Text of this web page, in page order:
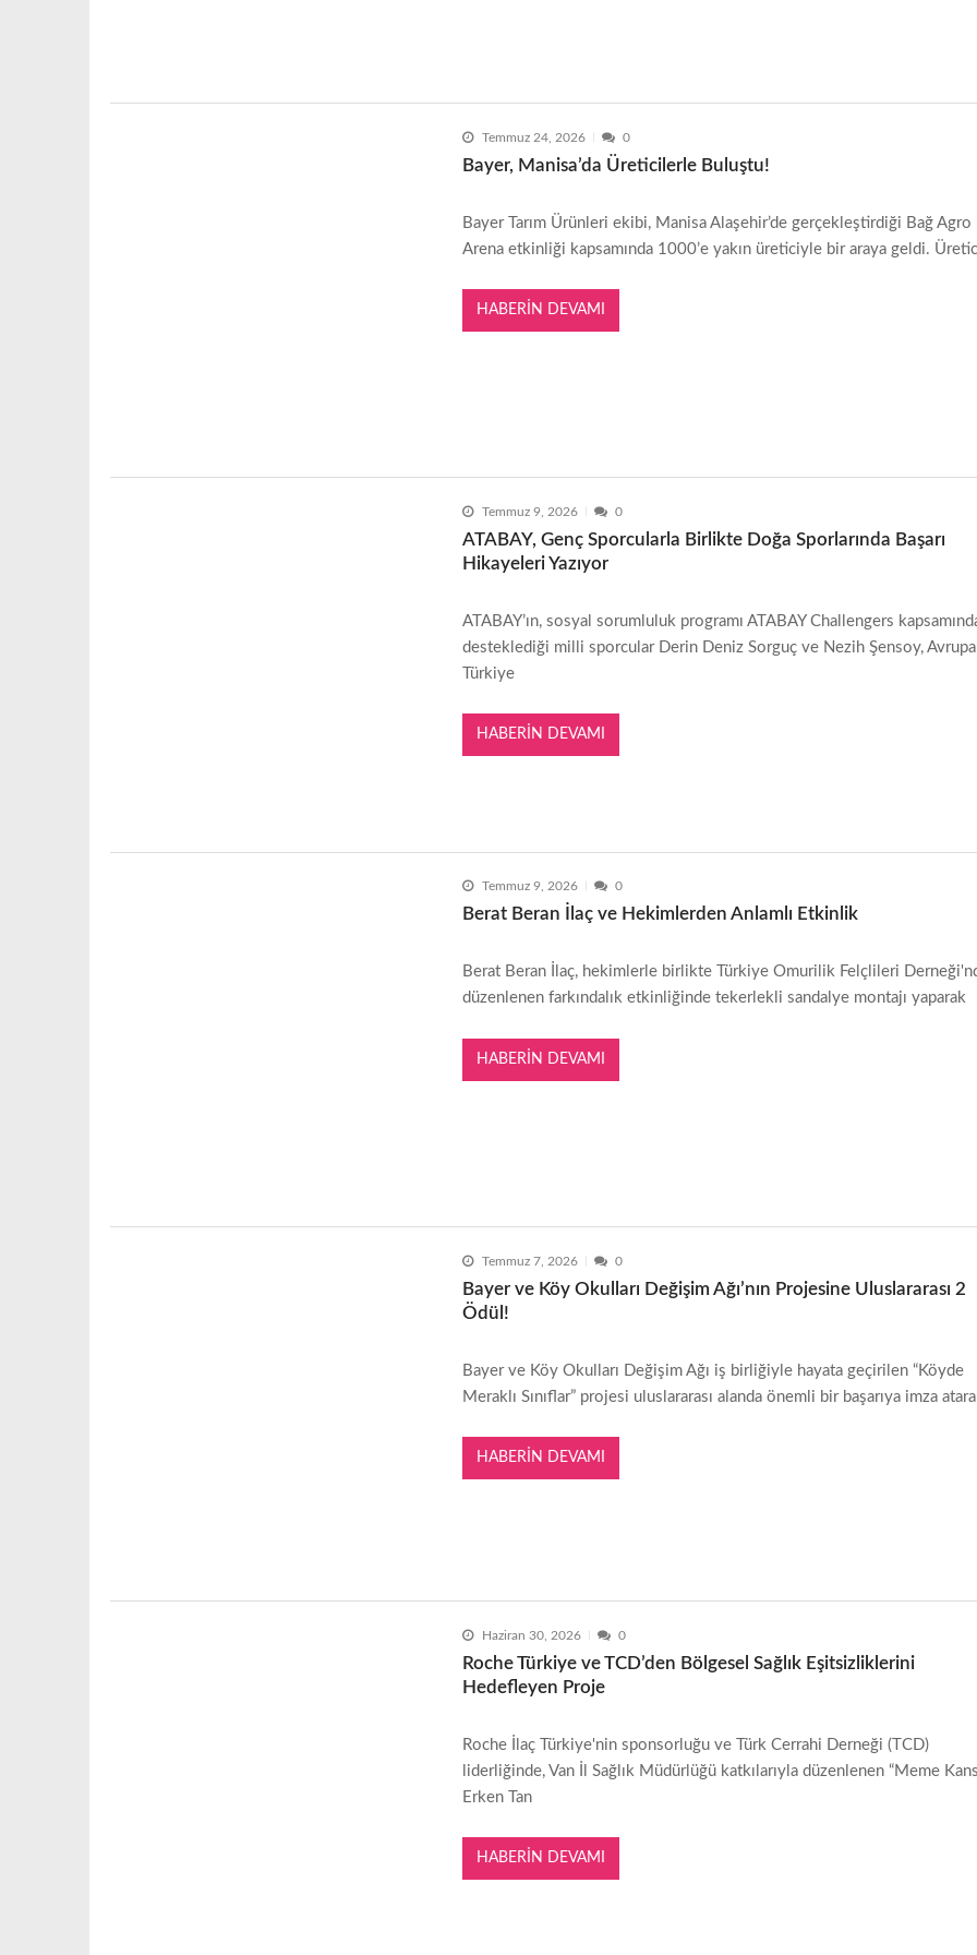
Temmuz 24, 2026 0
Bayer, Manisa’da Üreticilerle Buluştu!
Bayer Tarım Ürünleri ekibi, Manisa Alaşehir’de gerçekleştirdiği Bağ Agro
Arena etkinliği kapsamında 1000’e yakın üreticiyle bir araya geldi.
HABERIN DEVAMI
Temmuz 9, 2026 0
ATABAY, Genç Sporcularla Birlikte Doğa Sporlarında Başarı
Hikayeleri Yazıyor
ATABAY’ın, sosyal sorumluluk programı ATABAY Challengers
desteklediği milli sporcular Derin Deniz Sorguç ve Nezih Şensoy,
Türkiye
HABERIN DEVAMI
Temmuz 9, 2026 0
Berat Beran İlaç ve Hekimlerden Anlamlı Etkinlik
Berat Beran İlaç, hekimlerle birlikte Türkiye Omurilik Felçlileri
düzenlenen farkındalık etkinliğinde tekerlekli sandalye montajı yaparak
HABERIN DEVAMI
Temmuz 7, 2026 0
Bayer ve Köy Okulları Değişim Ağı’nın Projesine Uluslararası 2
Ödül!
Bayer ve Köy Okulları Değişim Ağı iş birliğiyle hayata geçirilen “Köyde
Meraklı Sınıflar” projesi uluslararası alanda önemli bir başarıya imza
HABERIN DEVAMI
Haziran 30, 2026 0
Roche Türkiye ve TCD’den Bölgesel Sağlık Eşitsizliklerini
Hedefleyen Proje
Roche İlaç Türkiye'nin sponsorluğu ve Türk Cerrahi Derneği (TCD)
liderliğinde, Van İl Sağlık Müdürlüğü katkılarıyla düzenlenen “Meme
Erken Tan
HABERIN DEVAMI